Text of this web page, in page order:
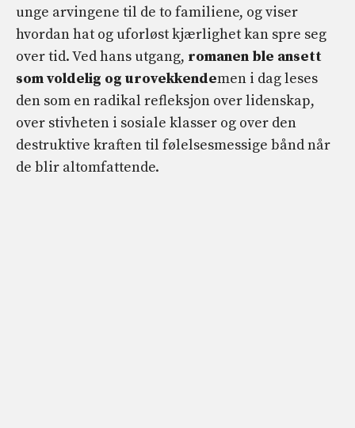
unge arvingene til de to familiene, og viser
hvordan hat og uforløst kjærlighet kan spre seg
over tid. Ved hans utgang, romanen ble ansett
som voldelig og urovekkendemen i dag leses
den som en radikal refleksjon over lidenskap,
over stivheten i sosiale klasser og over den
destruktive kraften til følelsesmessige bånd når
de blir altomfattende.